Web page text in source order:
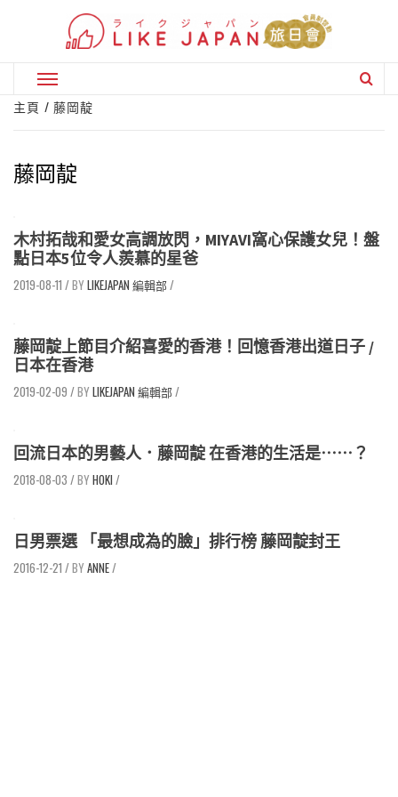
Primary
Menu
主頁 藤岡靛
藤岡靛
木村拓哉和愛女高調放閃，MIYAVI窩心保護女兒！盤
點日本5位令人羨慕的星爸
2019-08-11 / LIKEJAPAN 編輯部/
藤岡靛上節目介紹喜愛的香港！回憶香港出道日子 /
日本在香港
2019-02-09 / LIKEJAPAN 編輯部/
回流日本的男藝人．藤岡靛 在香港的生活是⋯⋯？
2018-08-03 / HOKI /
日男票選 「最想成為的臉」排行榜 藤岡靛封王
2016-12-21 / ANNE/